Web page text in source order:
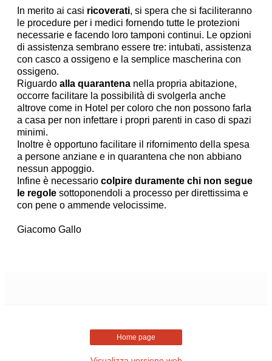
In merito ai casi ricoverati, si spera che si faciliteranno
le procedure per i medici fornendo tutte le protezioni
necessarie e facendo loro tamponi continui. Le opzioni
di assistenza sembrano essere tre: intubati, assistenza
con casco a ossigeno e la semplice mascherina con
ossigeno.
Riguardo alla quarantena nella propria abitazione,
occorre facilitare la possibilità di svolgerla anche
altrove come in Hotel per coloro che non possono farla
a casa per non infettare i propri parenti in caso di spazi
minimi.
Inoltre è opportuno facilitare il rifornimento della spesa
a persone anziane e in quarantena che non abbiano
nessun appoggio.
Infine è necessario colpire duramente chi non segue
le regole sottoponendoli a processo per direttissima e
con pene o ammende velocissime.
Giacomo Gallo
Home page